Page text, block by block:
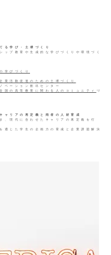
る学び・土壌づくり
ップ教育や生成的な学びづくりや環境づく
学びづくり
業活動促進のための土壌づくり
ベーション創出センター
国の高等教育に関わる人のコミュニティ づ
ャリアの再定義と両者の人材育成
、現代に合わせたキャリアの再定義を行
通じた学生の企画力の育成と企業課題解決